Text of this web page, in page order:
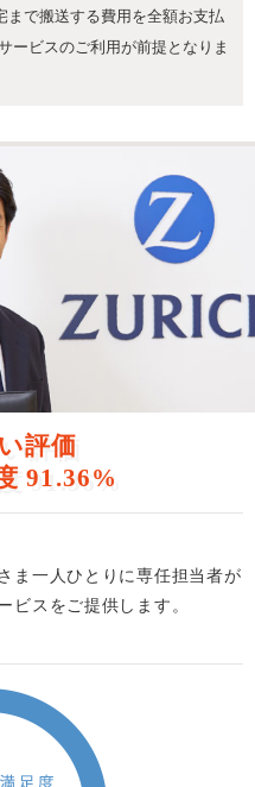
まで搬送する費用を全額お支払
ービスのご利用が前提となりま
評価
91.36%
ま一人ひとりに専任担当者が
ビスをご提供します。